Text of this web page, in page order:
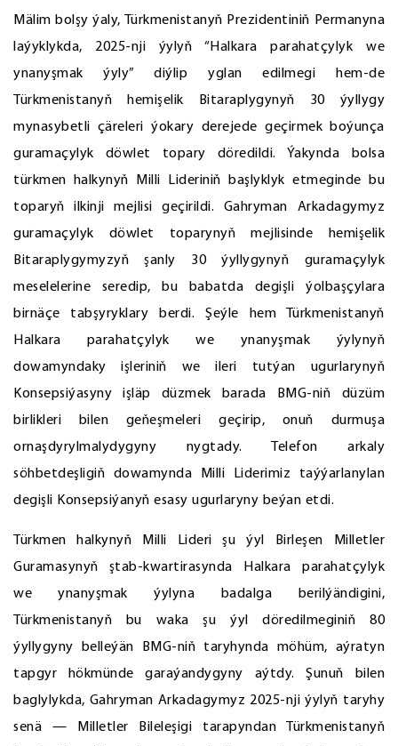
Mälim bolşy ýaly, Türkmenistanyň Prezidentiniň Permanyna
laýyklykda, 2025-nji ýylyň “Halkara parahatçylyk we
ynanyşmak ýyly” diýlip yglan edilmegi hem-de
Türkmenistanyň hemişelik Bitaraplygynyň 30 ýyllygy
mynasybetli çäreleri ýokary derejede geçirmek boýunça
guramaçylyk döwlet topary döredildi. Ýakynda bolsa
türkmen halkynyň Milli Lideriniň başlyklyk etmeginde bu
toparyň ilkinji mejlisi geçirildi. Gahryman Arkadagymyz
guramaçylyk döwlet toparynyň mejlisinde hemişelik
Bitaraplygymyzyň şanly 30 ýyllygynyň guramaçylyk
meselelerine seredip, bu babatda degişli ýolbaşçylara
birnäçe tabşyryklary berdi. Şeýle hem Türkmenistanyň
Halkara parahatçylyk we ynanyşmak ýylynyň
dowamyndaky işleriniň we ileri tutýan ugurlarynyň
Konsepsiýasyny işläp düzmek barada BMG-niň düzüm
birlikleri bilen geňeşmeleri geçirip, onuň durmuşa
ornaşdyrylmalydygyny nygtady. Telefon arkaly
söhbetdeşligiň dowamynda Milli Liderimiz taýýarlanylan
degişli Konsepsiýanyň esasy ugurlaryny beýan etdi.
Türkmen halkynyň Milli Lideri şu ýyl Birleşen Milletler
Guramasynyň ştab-kwartirasynda Halkara parahatçylyk
we ynanyşmak ýylyna badalga berilýändigini,
Türkmenistanyň bu waka şu ýyl döredilmeginiň 80
ýyllygyny belleýän BMG-niň taryhynda möhüm, aýratyn
tapgyr hökmünde garaýandygyny aýtdy. Şunuň bilen
baglylykda, Gahryman Arkadagymyz 2025-nji ýylyň taryhy
senä — Milletler Bileleşigi tarapyndan Türkmenistanyň